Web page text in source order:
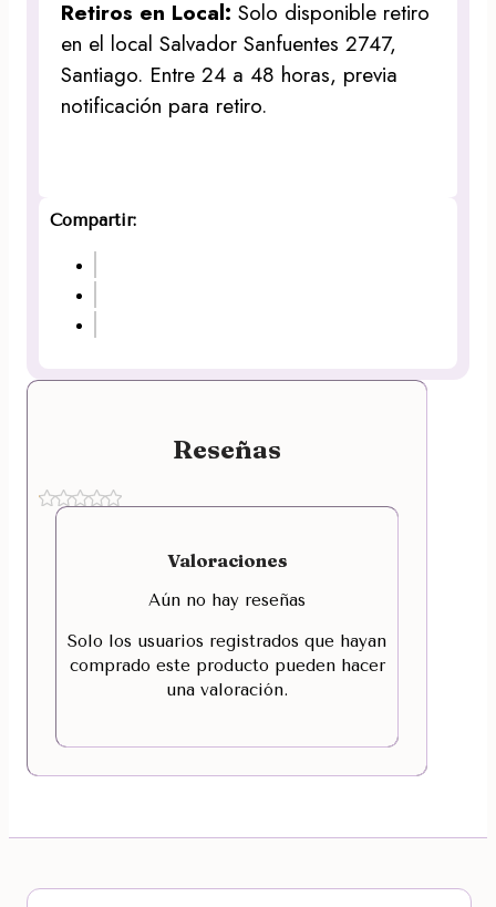
Retiros en Local:Solo disponible retiro
en el local Salvador Sanfuentes 2747,
Santiago. Entre 24 a 48 horas, previa
notificación para retiro.
Compartir:
Reseñas
Valoraciones
Aún no hay reseñas
Solo los usuarios registrados que hayan
comprado este producto pueden hacer
una valoración.